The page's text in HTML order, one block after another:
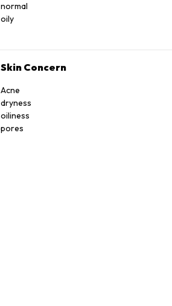
normal
oily
Skin Concern
Acne
dryness
oiliness
pores